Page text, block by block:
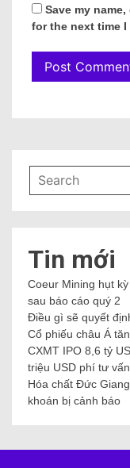
Save my
for the next time I
Tin mới
Coeur Mining hụt
sau báo cáo quý 2
Điều gì sẽ quyết
Cổ phiếu châu Á
CXMT IPO 8,6 tỷ
triệu USD phí tư vấn
Hóa chất Đức
khoán bị cảnh báo